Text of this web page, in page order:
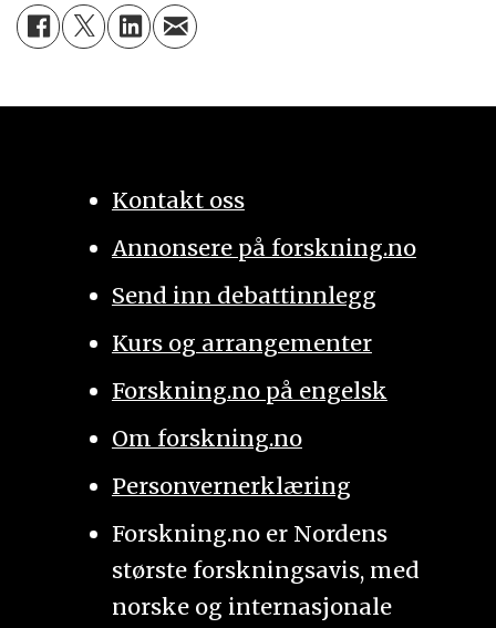
Kontakt oss
Annonsere på forskning.no
Send inn debattinnlegg
Kurs og arrangementer
Forskning.no på engelsk
Om forskning.no
Personvernerklæring
Forskning.no er Nordens
største forskningsavis, med
norske og internasjonale